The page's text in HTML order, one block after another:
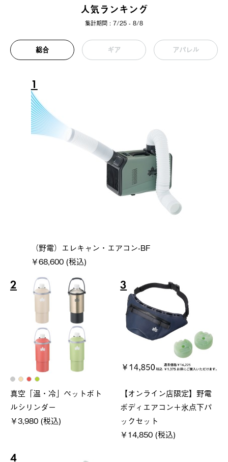
人気ランキング
集計期間 : 7/25 - 8/8
総合 ギア アパレル
1
（野電）エレキャン・エアコン-BF
￥68,600 (税込)
2
真空「温・冷」ペットボト
ルシリンダー
￥3,980 (税込)
3
【オンライン店限定】野電
ボディエアコン＋氷点下パ
ックセット
￥14,850 (税込)
4